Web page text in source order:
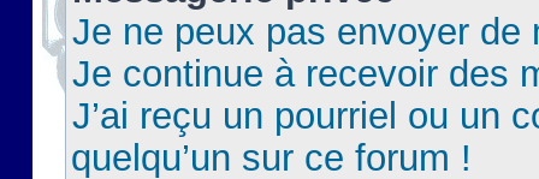
Je ne peux pas envoyer de
Je continue à recevoir des
J’ai reçu un pourriel ou un
quelqu’un sur ce forum !